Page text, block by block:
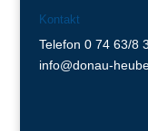
Kontakt
Telefon 0 74 63/8
info@donau-